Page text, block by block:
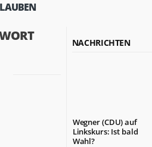
NACHRICHTEN
Wegner (CDU) auf
Linkskurs: Ist bald
Wahl?